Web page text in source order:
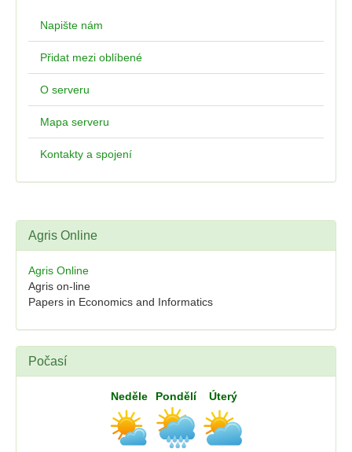
Napište nám
Přidat mezi oblíbené
O serveru
Mapa serveru
Kontakty a spojení
Agris Online
Agris Online
Agris on-line
Papers in Economics and Informatics
Počasí
Neděle Pondělí Úterý